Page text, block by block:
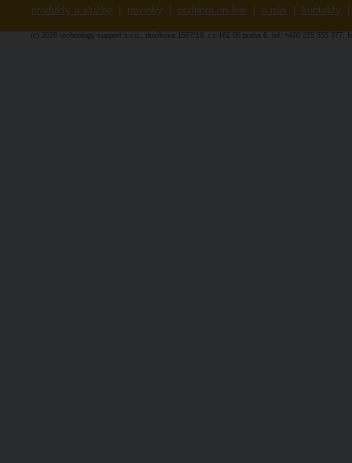
produkty a služby novinky podpora on-line o nás kontakty
(c) 2026 technology-support s.r.o., dusíkova 1597/19, cz-162 00 praha 6, tel: +420 235 355 377,